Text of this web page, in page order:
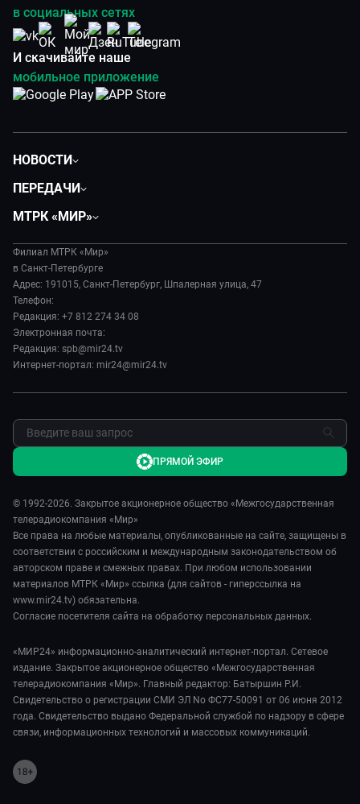
в социальных сетях
И скачивайте наше
мобильное приложение
НОВОСТИ
Происшествия
Экономика
Культура
ПЕРЕДАЧИ
Игра в кино
Исторический детектив
Миллион за 5 минут
МИР. Мнение
Мировое соглашение
Пять причин поехать в...
МТРК «МИР»
История
Руководство
Новости компании
Пресса о нас
Карьера
Реклама
Обратная связь
Филиал МТРК «Мир»
в Санкт-Петербурге
Адрес: 191015, Санкт-Петербург, Шпалерная улица, 47
Телефон:
Редакция: +7 812 274 34 08
Электронная почта:
Редакция: spb@mir24.tv
Интернет-портал: mir24@mir24.tv
© 1992-2026. Закрытое акционерное общество «Межгосударственная
телерадиокомпания «Мир»
Все права на любые материалы, опубликованные на сайте, защищены в
соответствии с российским и международным законодательством об
авторском праве и смежных правах. При любом использовании
материалов МТРК «Мир» ссылка (для сайтов - гиперссылка на
www.mir24.tv) обязательна.
Согласие посетителя сайта на обработку персональных данных.
«МИР24» информационно-аналитический интернет-портал. Сетевое
издание. Закрытое акционерное общество «Межгосударственная
телерадиокомпания «Мир». Главный редактор: Батыршин Р.И.
Свидетельство о регистрации СМИ ЭЛ No ФС77-50091 от 06 июня 2012
года. Свидетельство выдано Федеральной службой по надзору в сфере
связи, информационных технологий и массовых коммуникаций.
ПРЯМОЙ ЭФИР